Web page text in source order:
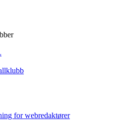
for webredaktører